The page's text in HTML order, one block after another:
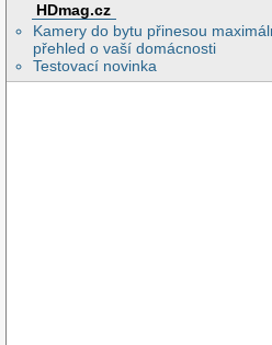
HDmag.cz
Kamery do bytu přinesou
přehled o vaší domácnosti
Testovací novinka